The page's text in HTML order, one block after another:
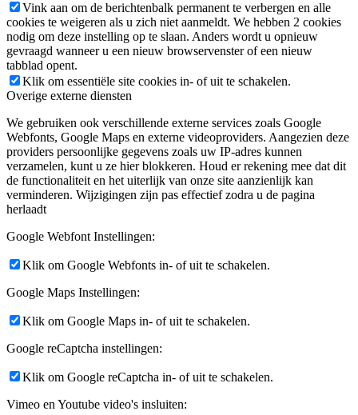
Vink aan om de berichtenbalk permanent te verbergen en alle
cookies te weigeren als u zich niet aanmeldt. We hebben 2 cookies
nodig om deze instelling op te slaan. Anders wordt u opnieuw
gevraagd wanneer u een nieuw browservenster of een nieuw
tabblad opent.
Klik om essentiële site cookies in- of uit te schakelen.
Overige externe diensten
We gebruiken ook verschillende externe services zoals Google
Webfonts, Google Maps en externe videoproviders. Aangezien deze
providers persoonlijke gegevens zoals uw IP-adres kunnen
verzamelen, kunt u ze hier blokkeren. Houd er rekening mee dat dit
de functionaliteit en het uiterlijk van onze site aanzienlijk kan
verminderen. Wijzigingen zijn pas effectief zodra u de pagina
herlaadt
Google Webfont Instellingen:
Klik om Google Webfonts in- of uit te schakelen.
Google Maps Instellingen:
Klik om Google Maps in- of uit te schakelen.
Google reCaptcha instellingen:
Klik om Google reCaptcha in- of uit te schakelen.
Vimeo en Youtube video's insluiten: